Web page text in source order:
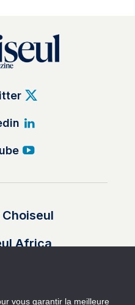
Africa
vous garantir la meilleure